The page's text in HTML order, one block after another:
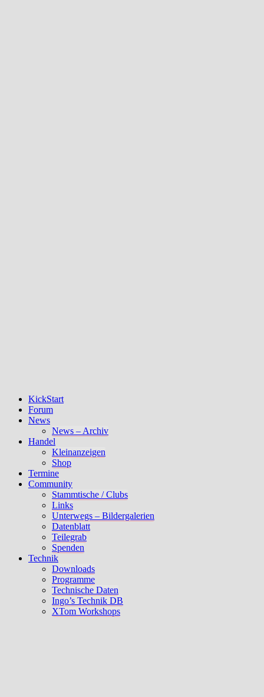
KickStart
Forum
News
News – Archiv
Handel
Kleinanzeigen
Shop
Termine
Community
Stammtische / Clubs
Links
Unterwegs – Bildergalerien
Datenblatt
Teilegrab
Spenden
Technik
Downloads
Programme
Technische Daten
Ingo’s Technik DB
XTom Workshops